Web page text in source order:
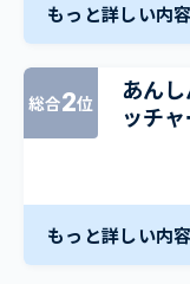
もっと詳しい内
総合2位
あん
ッチ
もっと詳しい内